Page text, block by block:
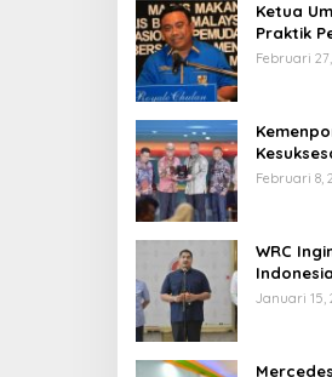
Ketua
Praktik
Cederai
Februari
Prix of
Februari 8,
WRC
Januari 15,